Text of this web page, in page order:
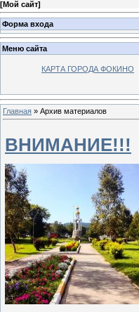
[Мой сайт]
Форма входа
Меню сайта
КАРТА ГОРОДА ФОКИНО
Главная » Архив материалов
ВНИМАНИЕ!!!